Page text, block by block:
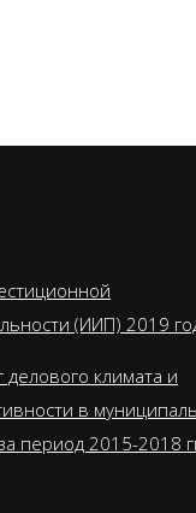
(ИИП) 2019
климата и
в
период 2015-2018